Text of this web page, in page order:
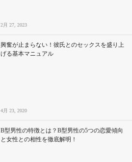
2月 27, 2023
興奮が止まらない！彼氏とのセックスを盛り上
げる基本マニュアル
4月 23, 2020
B型男性の特徴とは？B型男性の5つの恋愛傾向
と女性との相性を徹底解明！